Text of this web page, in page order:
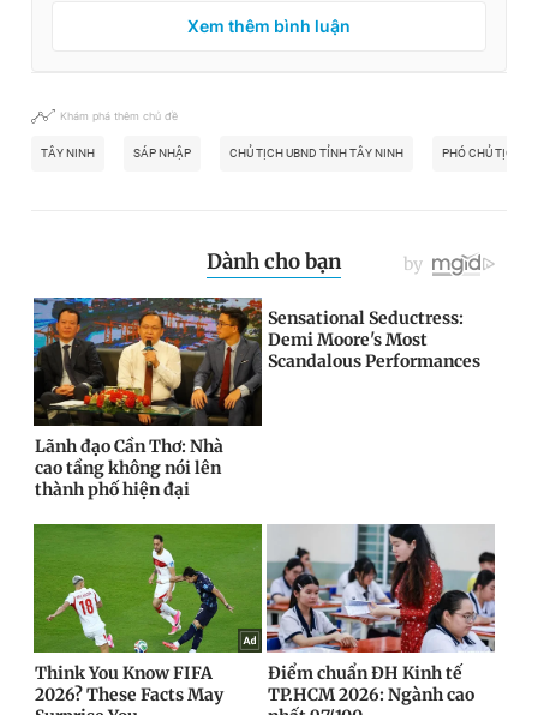
Xem thêm bình luận
Khám phá thêm chủ đề
TÂY NINH SÁP NHẬP CHỦ TỊCH UBND TỈNH TÂY NINH PHÓ CHỦ TỊCH